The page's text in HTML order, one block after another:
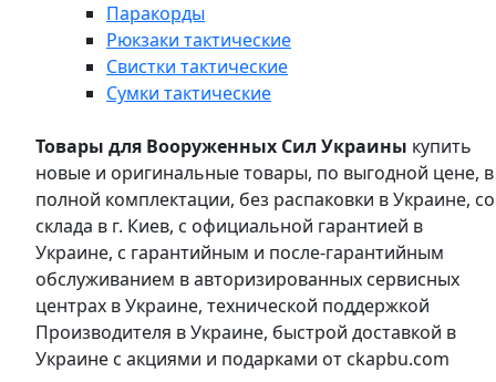
Паракорды
Рюкзаки тактические
Свистки тактические
Сумки тактические
Товары для Вооруженных Сил Украины купить
новые и оригинальные товары, по выгодной цене, в
полной комплектации, без распаковки в Украине, со
склада в г. Киев, с официальной гарантией в
Украине, с гарантийным и после-гарантийным
обслуживанием в авторизированных сервисных
центрах в Украине, технической поддержкой
Производителя в Украине, быстрой доставкой в
Украине с акциями и подарками от ckapbu.com